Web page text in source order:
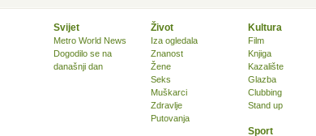
Svijet
Metro World News
Dogodilo se na
današnji dan
Život
Iza ogledala
Znanost
Žene
Seks
Muškarci
Zdravlje
Putovanja
Kultura
Film
Knjiga
Kazalište
Glazba
Clubbing
Stand up
Sport